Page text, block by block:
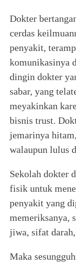
Dokter
cerdas
penyakit,
komunikasinya
dingin dokter
sabar, yang
meyakinkan
bisnis trust.
jemarinya
walaupun lulus
Sekolah dokter
fisik untuk
penyakit yang
memeriksanya,
jiwa, sifat
Maka